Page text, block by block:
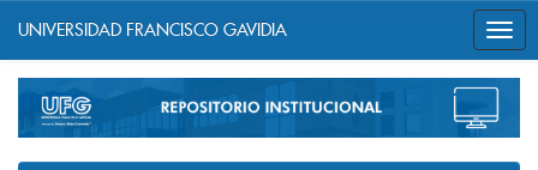
navigation
UNIVERSIDAD FRANCISCO GAVIDIA